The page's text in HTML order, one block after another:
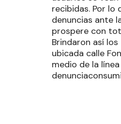
recibidas. Por lo
denuncias ante
prospere con
Brindaron así
ubicada calle
medio de la